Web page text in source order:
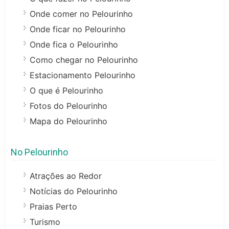
Onde comer no Pelourinho
Onde ficar no Pelourinho
Onde fica o Pelourinho
Como chegar no Pelourinho
Estacionamento Pelourinho
O que é Pelourinho
Fotos do Pelourinho
Mapa do Pelourinho
No Pelourinho
Atrações ao Redor
Notícias do Pelourinho
Praias Perto
Turismo